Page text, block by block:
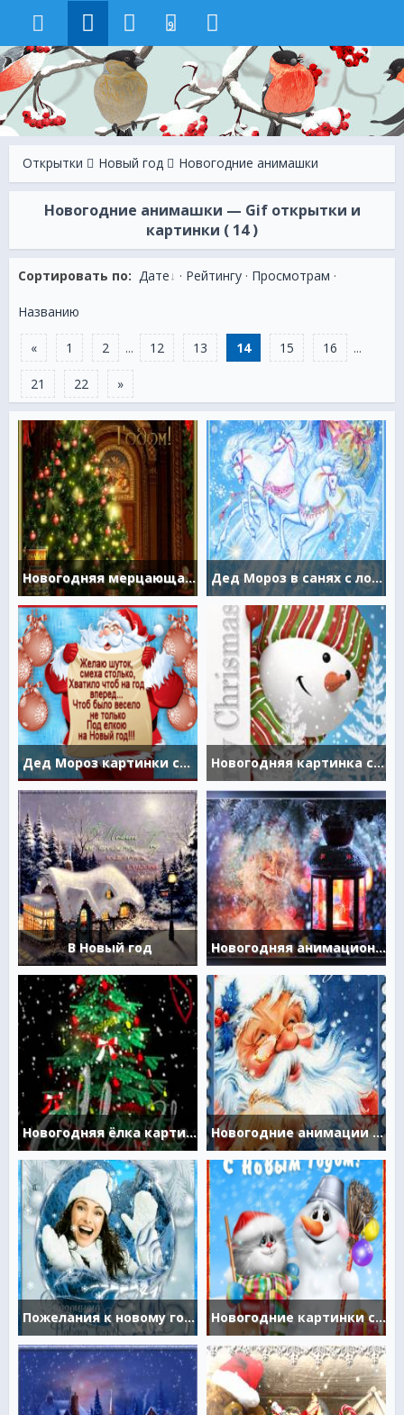
9
Открытки Новый год Новогодние анимашки
Новогодние анимашки — Gif открытки и
картинки ( 14 )
Сортировать по: Дате · Рейтингу · Просмотрам ·
Названию
« 1 2 ... 12 13 14 15 16 ...
21 22 »
Новогодняя мерцающая ёлка Дед Мороз в санях с лошадьми картинки
Дед Мороз картинки со стихами Новогодняя картинка снеговик
В Новый год Новогодняя анимационная картинка
Новогодняя ёлка картинка Новогодние анимации с Дедом Морозом
Пожелания к новому году Новогодние картинки смешные